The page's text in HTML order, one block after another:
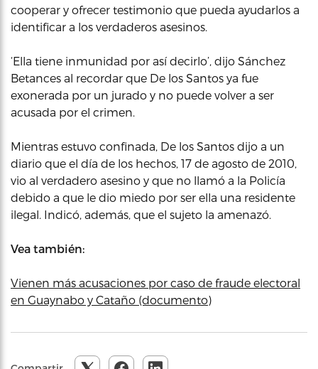
cooperar y ofrecer testimonio que pueda ayudarlos a
identificar a los verdaderos asesinos.
‘Ella tiene inmunidad por así decirlo’, dijo Sánchez
Betances al recordar que De los Santos ya fue
exonerada por un jurado y no puede volver a ser
acusada por el crimen.
Mientras estuvo confinada, De los Santos dijo a un
diario que el día de los hechos, 17 de agosto de 2010,
vio al verdadero asesino y que no llamó a la Policía
debido a que le dio miedo por ser ella una residente
ilegal. Indicó, además, que el sujeto la amenazó.
Vea también:
Vienen más acusaciones por caso de fraude electoral
en Guaynabo y Cataño (documento)